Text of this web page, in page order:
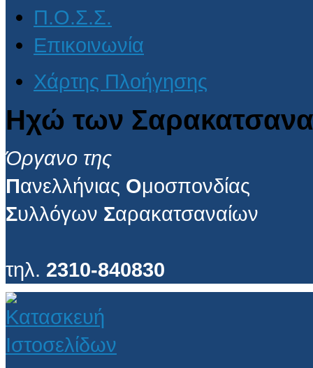
Π.Ο.Σ.Σ.
Επικοινωνία
Χάρτης Πλοήγησης
Ηχώ των
Όργανο της
Πανελλήνιας Ομοσπονδίας
Συλλόγων Σαρακατσαναίων
τηλ. 2310-840830